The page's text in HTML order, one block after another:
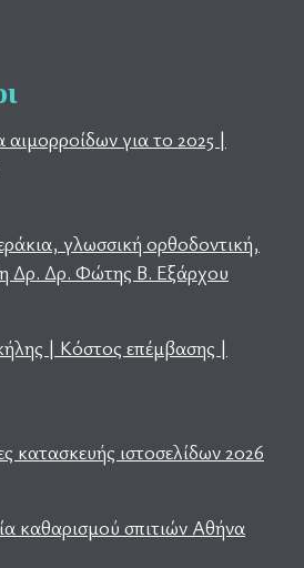
για το 2025 |
γλωσσική ορθοδοντική,
Δρ. Δρ. Φώτης Β. Εξάρχου
| Κόστος επέμβασης |
κατασκευής ιστοσελίδων 2026
καθαρισμού σπιτιών Αθήνα